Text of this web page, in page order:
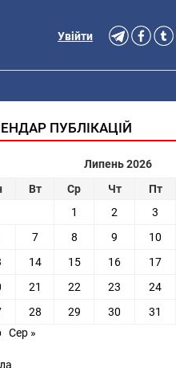
Увійти
ПУБЛІКАЦІЙ
Липень 2026
Вт Ср Чт Пт
1
2 3
7 8 9 10
14 15 16 17
21 22 23 24
28 29 30
31
Сер »